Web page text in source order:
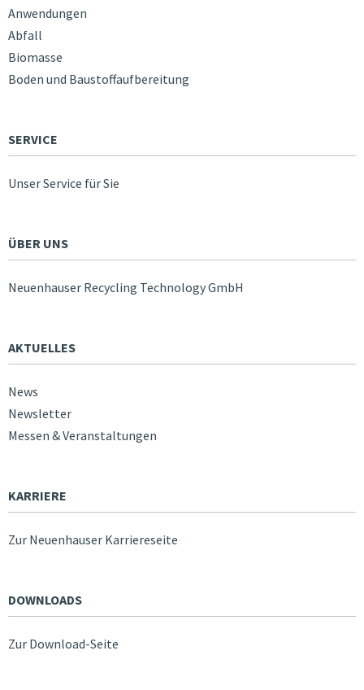
Anwendungen
Abfall
Biomasse
Boden und Baustoffaufbereitung
SERVICE
Unser Service für Sie
ÜBER UNS
Neuenhauser Recycling Technology GmbH
AKTUELLES
News
Newsletter
Messen & Veranstaltungen
KARRIERE
Zur Neuenhauser Karriereseite
DOWNLOADS
Zur Download-Seite